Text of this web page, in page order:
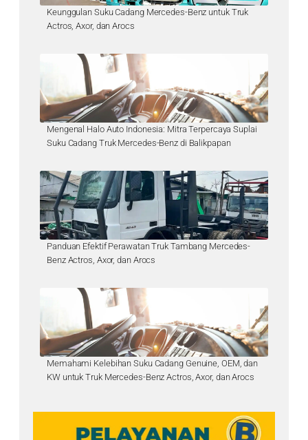
Keunggulan Suku Cadang Mercedes-Benz untuk Truk
Actros, Axor, dan Arocs
Mengenal Halo Auto Indonesia: Mitra Terpercaya Suplai
Suku Cadang Truk Mercedes-Benz di Balikpapan
Panduan Efektif Perawatan Truk Tambang Mercedes-
Benz Actros, Axor, dan Arocs
Memahami Kelebihan Suku Cadang Genuine, OEM, dan
KW untuk Truk Mercedes-Benz Actros, Axor, dan Arocs